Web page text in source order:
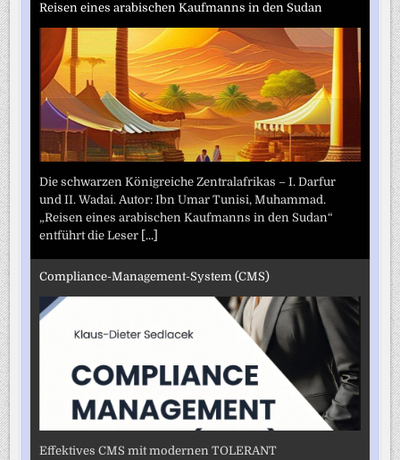
Reisen eines arabischen Kaufmanns in den Sudan
Die schwarzen Königreiche Zentralafrikas – I. Darfur
und II. Wadai. Autor: Ibn Umar Tunisi, Muhammad.
„Reisen eines arabischen Kaufmanns in den Sudan“
entführt die Leser [...]
Compliance-Management-System (CMS)
Effektives CMS mit modernen TOLERANT